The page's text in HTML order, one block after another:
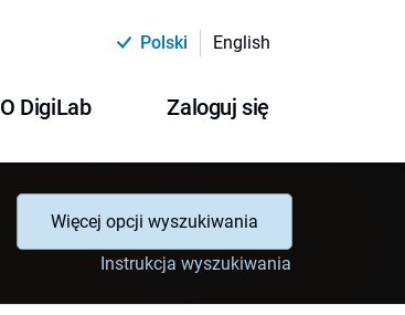
Polski English
O DigiLab Zaloguj się
Więcej opcji wyszukiwania
Instrukcja wyszukiwania